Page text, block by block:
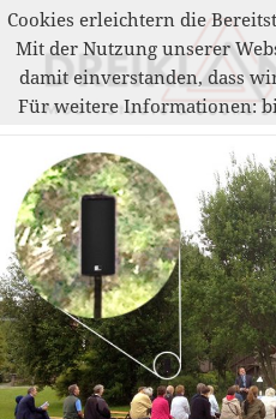
DREIKLANG
Cookies erleichtern die
Mit der Nutzung unserer
damit einverstanden, dass
Für weitere Informationen: